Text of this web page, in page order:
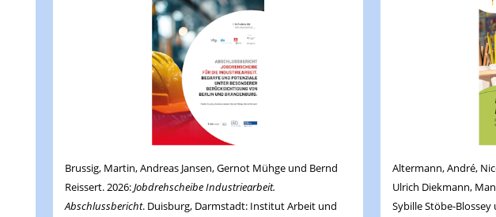
Brussig, Martin, Andreas Jansen, Gernot Mühge und Bernd
Reissert. 2026:Jobdrehscheibe Industriearbeit.
Abschlussbericht. Duisburg, Darmstadt: Institut Arbeit und
Altermann, André,
Ulrich Diekmann,
Sybille Stöbe-